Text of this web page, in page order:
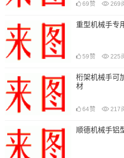
69 赞 269
重型机械手专
59 赞 225
桁架机械手可
材
64赞 217
顺德机械手铝